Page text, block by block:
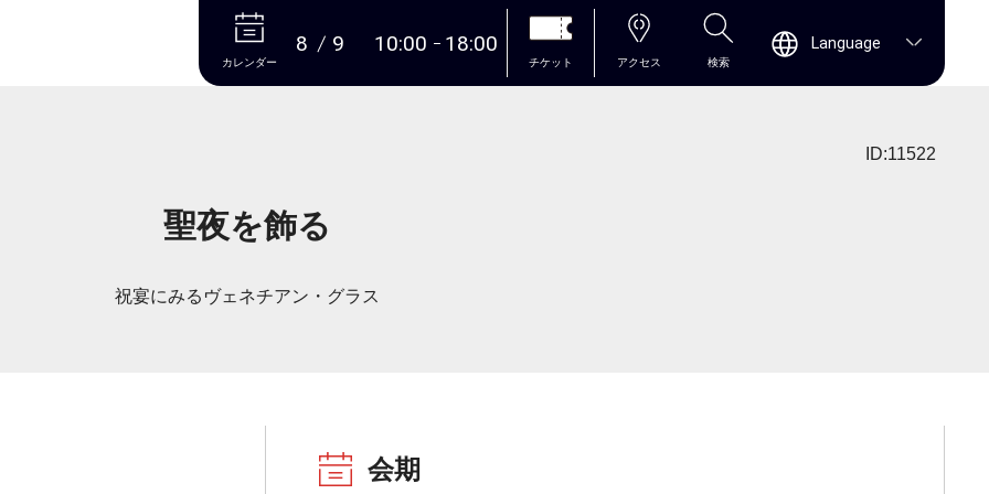
本文へ
カレンダー
8 9 10:00 18:00
チケット アクセス 検索
Language
ID:11522
聖夜を飾る
祝宴にみるヴェネチアン・グラス
会期